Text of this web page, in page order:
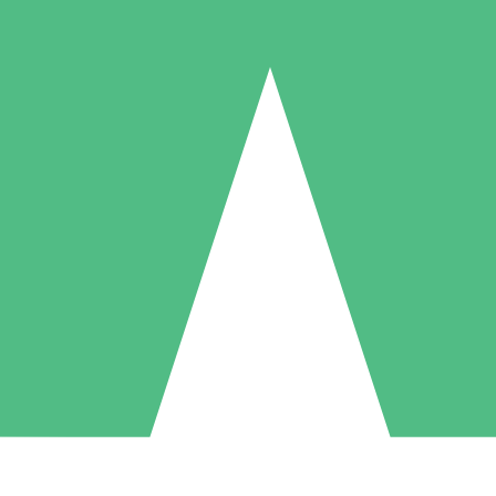
Packs de Crédits Individuels
à l'utilisation avec des crédits de téléchargement. Sans engagement
5 Téléchargements
US$